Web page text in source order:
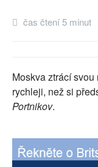
čas čtení 5 minut
Moskva ztrácí
rychleji, než si
Portnikov.